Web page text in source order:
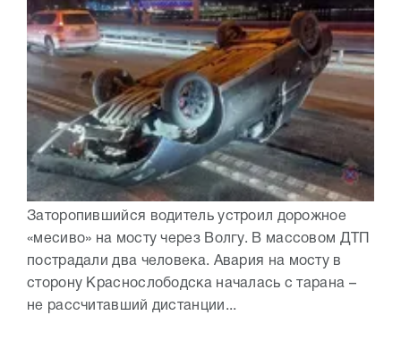
Заторопившийся водитель устроил дорожное
«месиво» на мосту через Волгу. В массовом ДТП
пострадали два человека. Авария на мосту в
сторону Краснослободска началась с тарана –
не рассчитавший дистанции...